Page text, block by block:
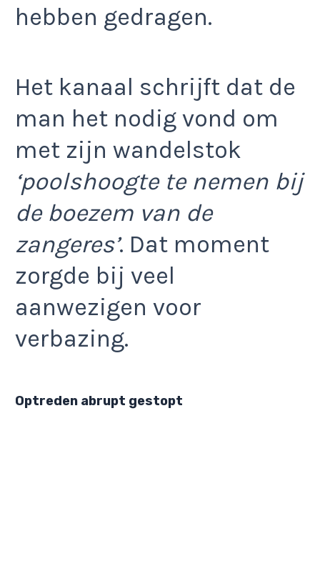
hebben gedragen.
Het kanaal schrijft dat de
man het nodig vond om
met zijn wandelstok
‘poolshoogte te nemen bij
de boezem van de
zangeres’. Dat moment
zorgde bij veel
aanwezigen voor
verbazing.
Optreden abrupt gestopt